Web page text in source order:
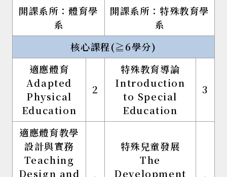
開課系所：體育學
系
開課系所：特殊教育學
系
核心課程(≧6學分)
適應體育
Adapted
Physical
Education
2
特殊教育導論
Introduction
to Special
Education
3
適應體育教學
設計與實務
Teaching
Design and
特殊兒童發展
The
Development